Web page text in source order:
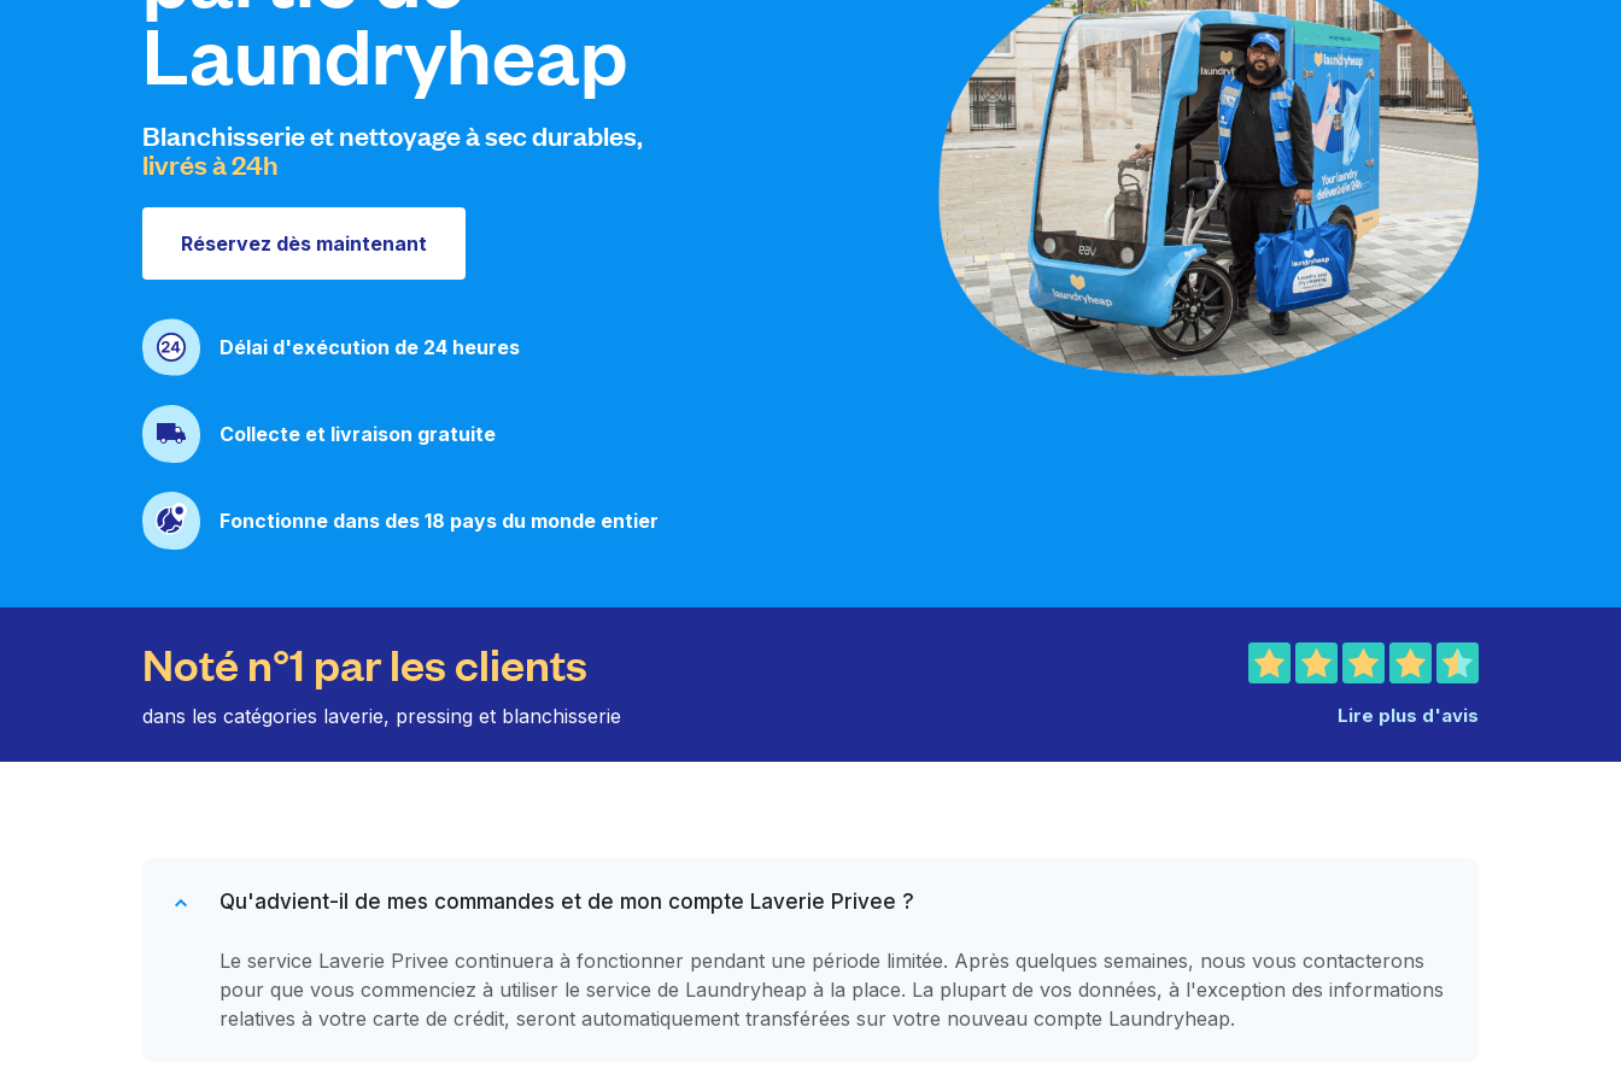
Téléchargez notre application mobile
FR
Laundryheap
Blanchisserie et nettoyage à sec durables,
livrés à 24h
Réservez dès maintenant
Délai d'exécution de 24 heures
Collecte et livraison gratuite
Fonctionne dans des 18 pays du monde entier
Noté n°1 par les clients
dans les catégories laverie, pressing et blanchisserie Lire plus d'avis
Qu'advient-il de mes commandes et de mon compte Laverie Privee ?
Le service Laverie Privee continuera à fonctionner pendant une période limitée. Après quelques semaines, nous vous contacterons
pour que vous commenciez à utiliser le service de Laundryheap à la place. La plupart de vos données, à l'exception des informations
relatives à votre carte de crédit, seront automatiquement transférées sur votre nouveau compte Laundryheap.